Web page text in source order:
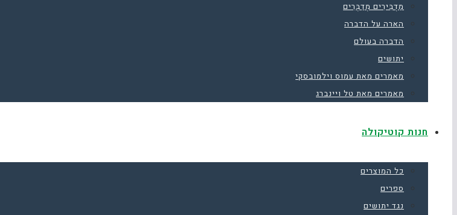
מַדְבִּירִים מְדַבְּרִים
הארה על הדברה
הדברה בעולם
יתושים
מאמרים מאת עמוס וילמובסקי
מאמרים מאת טל ויינברג
חנות קוטיקולה
כל המוצרים
ספרים
נגד יתושים